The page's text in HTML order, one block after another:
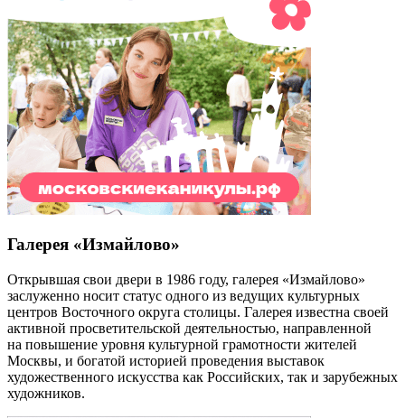
Галерея «Измайлово»
Открывшая свои двери в 1986 году, галерея «Измайлово»
заслуженно носит статус одного из ведущих культурных
центров Восточного округа столицы. Галерея известна своей
активной просветительской деятельностью, направленной
на повышение уровня культурной грамотности жителей
Москвы, и богатой историей проведения выставок
художественного искусства как Российских, так и зарубежных
художников.